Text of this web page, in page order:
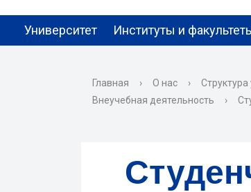
Университет Институты и
Главная › О нас › Структура
Внеучебная деятельность
›